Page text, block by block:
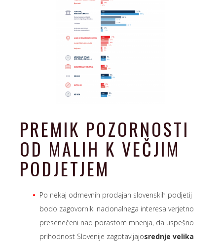
PREMIK POZORNOSTI
OD MALIH K VEČJIM
PODJETJEM
Po nekaj odmevnih prodajah slovenskih podjetij
bodo zagovorniki nacionalnega interesa verjetno
presenečeni nad porastom mnenja, da uspešno
prihodnost Slovenije zagotavljajosrednje velika